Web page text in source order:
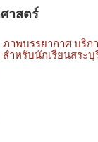
าสตร์
ภาพบรรยากาศ บริ
สำหรับนักเรียนสระบุ